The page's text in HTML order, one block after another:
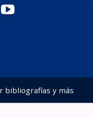
bibliografías y más